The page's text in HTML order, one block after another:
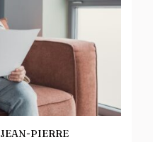
JEAN-PIERRE